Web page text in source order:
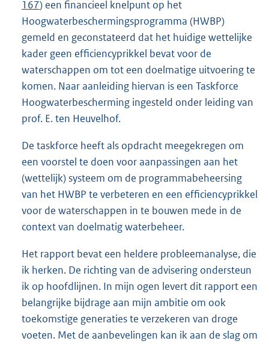
167) een financieel knelpunt op het
Hoogwaterbeschermingsprogramma (HWBP)
gemeld en geconstateerd dat het huidige wettelijke
kader geen efficiencyprikkel bevat voor de
waterschappen om tot een doelmatige uitvoering te
komen. Naar aanleiding hiervan is een Taskforce
Hoogwaterbescherming ingesteld onder leiding van
prof. E. ten Heuvelhof.
De taskforce heeft als opdracht meegekregen om
een voorstel te doen voor aanpassingen aan het
(wettelijk) systeem om de programmabeheersing
van het HWBP te verbeteren en een efficiencyprikkel
voor de waterschappen in te bouwen mede in de
context van doelmatig waterbeheer.
Het rapport bevat een heldere probleemanalyse, die
ik herken. De richting van de advisering ondersteun
ik op hoofdlijnen. In mijn ogen levert dit rapport een
belangrijke bijdrage aan mijn ambitie om ook
toekomstige generaties te verzekeren van droge
voeten. Met de aanbevelingen kan ik aan de slag om